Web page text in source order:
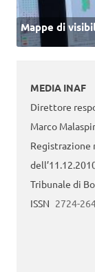
Mappe di
MEDIA INAF
Direttore
Marco
Registrazione
Tribunale di
ISSN 2724-